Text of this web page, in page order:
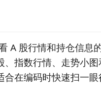
A 股行情和持仓信息
、指数行情、走势小
合在编码时快速扫一